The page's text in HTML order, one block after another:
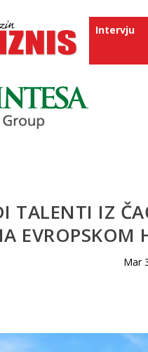
Intervju
TALENTI IZ
EVROPSKOM
Mar